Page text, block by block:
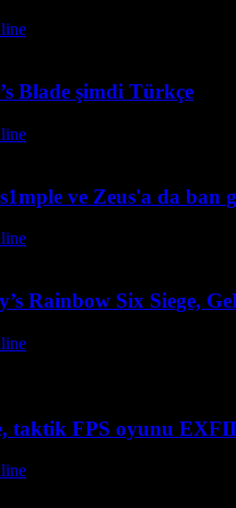
Blade şimdi Türkçe
ve Zeus'a da ban
Rainbow Six Siege,
taktik FPS oyunu